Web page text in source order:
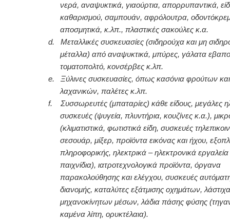
νερά, αναψυκτικά, γιαούρτια, απορρυπαντικά,
καθαρισμού, σαμπουάν, αφρόλουτρα,
αποσμητικά, κ.λπ., πλαστικές σακούλες κ.α.
d.
Μεταλλικές συσκευασίες (σιδηρούχα και μη
μέταλλα) από αναψυκτικά, μπύρες, γάλατα
τοματοπολτό, κονσέρβες κ.λπ.
e.
Ξύλινες συσκευασίες, όπως κασόνια φρούτων και
λαχανικών, παλέτες κ.λπ.
f.
Συσσωρευτές (μπαταρίες) κάθε είδους, μεγάλες
συσκευές (ψυγεία, πλυντήρια, κουζίνες κ.α.),
(κλιματιστικά, φωτιστικά είδη, συσκευές
σεσουάρ, μίξερ, προϊόντα εικόνας και ήχου,
πληροφορικής, ηλεκτρικά – ηλεκτρονικά εργαλεία
παιχνίδια), ιατροτεχνολογικά προϊόντα, όργανα
παρακολούθησης και ελέγχου, συσκευές
διανομής, καταλύτες εξάτμισης οχημάτων,
μηχανοκίνητων μέσων, λάδια πάσης φύσης
καμένα λίπη, ορυκτέλαια).